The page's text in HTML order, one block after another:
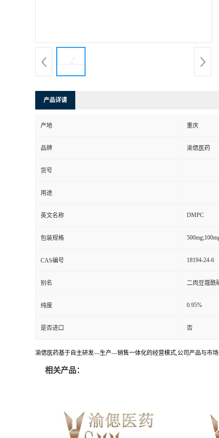
产品详请
产地 重庆
品牌 渝偲医药
货号
用途
英文名称 DMPC
包装规格
CAS编号 18194-24-6
别名 二肉豆蔻酰
纯度 0.95%
是否进口 否
渝偲医药基于自主研发—生产—销售一体化的经营模式,公司产品与市
相关产品：